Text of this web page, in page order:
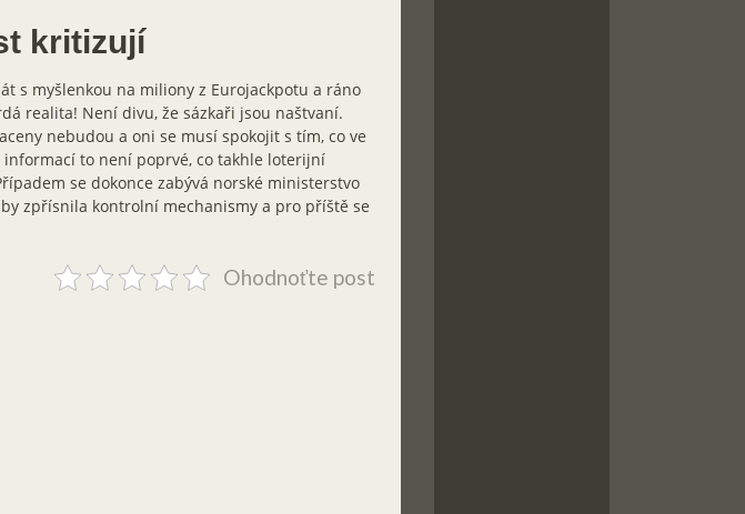
kritizují
s myšlenkou na miliony z Eurojackpotu a ráno
realita! Není divu, že sázkaři jsou naštvaní.
nebudou a oni se musí spokojit s tím, co ve
to není poprvé, co takhle loterijní
se dokonce zabývá norské ministerstvo
zpřísnila kontrolní mechanismy a pro příště se
Ohodnoťte post